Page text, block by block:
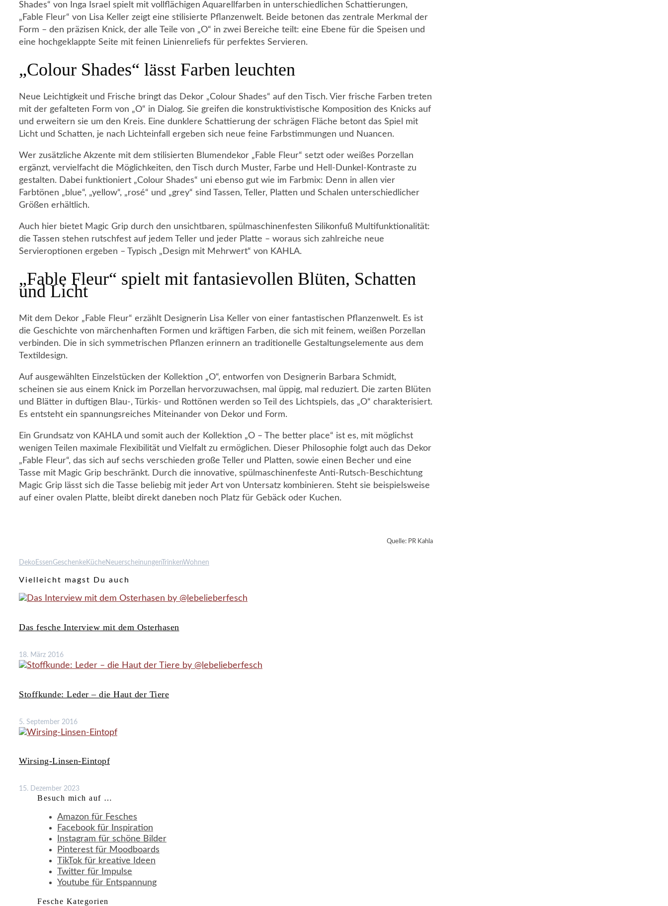
Shades“ von Inga Israel spielt mit vollflächigen Aquarellfarben in unterschiedlichen Schattierungen,
„Fable Fleur“ von Lisa Keller zeigt eine stilisierte Pflanzenwelt. Beide betonen das zentrale Merkmal der
Form – den präzisen Knick, der alle Teile von „O“ in zwei Bereiche teilt: eine Ebene für die Speisen und
eine hochgeklappte Seite mit feinen Linienreliefs für perfektes Servieren.
„Colour Shades“ lässt Farben leuchten
Neue Leichtigkeit und Frische bringt das Dekor „Colour Shades“ auf den Tisch. Vier frische Farben treten
mit der gefalteten Form von „O“ in Dialog. Sie greifen die konstruktivistische Komposition des Knicks auf
und erweitern sie um den Kreis. Eine dunklere Schattierung der schrägen Fläche betont das Spiel mit
Licht und Schatten, je nach Lichteinfall ergeben sich neue feine Farbstimmungen und Nuancen.
Wer zusätzliche Akzente mit dem stilisierten Blumendekor „Fable Fleur“ setzt oder weißes Porzellan
ergänzt, vervielfacht die Möglichkeiten, den Tisch durch Muster, Farbe und Hell-Dunkel-Kontraste zu
gestalten. Dabei funktioniert „Colour Shades“ uni ebenso gut wie im Farbmix: Denn in allen vier
Farbtönen „blue“, „yellow“, „rosé“ und „grey“ sind Tassen, Teller, Platten und Schalen unterschiedlicher
Größen erhältlich.
Auch hier bietet Magic Grip durch den unsichtbaren, spülmaschinenfesten Silikonfuß Multifunktionalität:
die Tassen stehen rutschfest auf jedem Teller und jeder Platte – woraus sich zahlreiche neue
Servieroptionen ergeben – Typisch „Design mit Mehrwert“ von KAHLA.
„Fable Fleur“ spielt mit fantasievollen Blüten, Schatten
und Licht
Mit dem Dekor „Fable Fleur“ erzählt Designerin Lisa Keller von einer fantastischen Pflanzenwelt. Es ist
die Geschichte von märchenhaften Formen und kräftigen Farben, die sich mit feinem, weißen Porzellan
verbinden. Die in sich symmetrischen Pflanzen erinnern an traditionelle Gestaltungselemente aus dem
Textildesign.
Auf ausgewählten Einzelstücken der Kollektion „O“, entworfen von Designerin Barbara Schmidt,
scheinen sie aus einem Knick im Porzellan hervorzuwachsen, mal üppig, mal reduziert. Die zarten Blüten
und Blätter in duftigen Blau-, Türkis- und Rottönen werden so Teil des Lichtspiels, das „O“ charakterisiert.
Es entsteht ein spannungsreiches Miteinander von Dekor und Form.
Ein Grundsatz von KAHLA und somit auch der Kollektion „O – The better place“ ist es, mit möglichst
wenigen Teilen maximale Flexibilität und Vielfalt zu ermöglichen. Dieser Philosophie folgt auch das Dekor
„Fable Fleur“, das sich auf sechs verschieden große Teller und Platten, sowie einen Becher und eine
Tasse mit Magic Grip beschränkt. Durch die innovative, spülmaschinenfeste Anti-Rutsch-Beschichtung
Magic Grip lässt sich die Tasse beliebig mit jeder Art von Untersatz kombinieren. Steht sie beispielsweise
auf einer ovalen Platte, bleibt direkt daneben noch Platz für Gebäck oder Kuchen.
Quelle: PR Kahla
Deko EssenGeschenkeKücheNeuerscheinungenTrinkenWohnen
Vielleicht magst Du auch
Das fesche Interview mit dem Osterhasen
18. März 2016
Stoffkunde: Leder – die Haut der Tiere
5. September 2016
Wirsing-Linsen-Eintopf
15. Dezember 2023
Besuch mich auf …
Amazon für Fesches
Facebook für Inspiration
Instagram für schöne Bilder
Pinterest für Moodboards
TikTok für kreative Ideen
Twitter für Impulse
Youtube für Entspannung
Fesche Kategorien